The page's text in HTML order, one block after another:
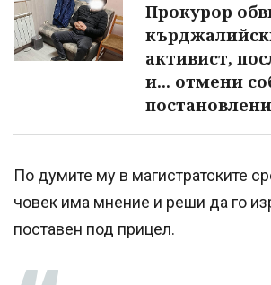
Прокурор
активист,
и... отмени
По думите му в магистратските
човек има мнение и реши да го
поставен под прицел.